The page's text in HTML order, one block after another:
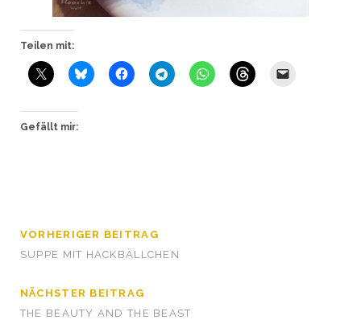
Teilen mit:
Gefällt mir:
VORHERIGER BEITRAG
SUPPE MIT HACKBÄLLCHEN
NÄCHSTER BEITRAG
THE BEAUTY AND THE BEAST